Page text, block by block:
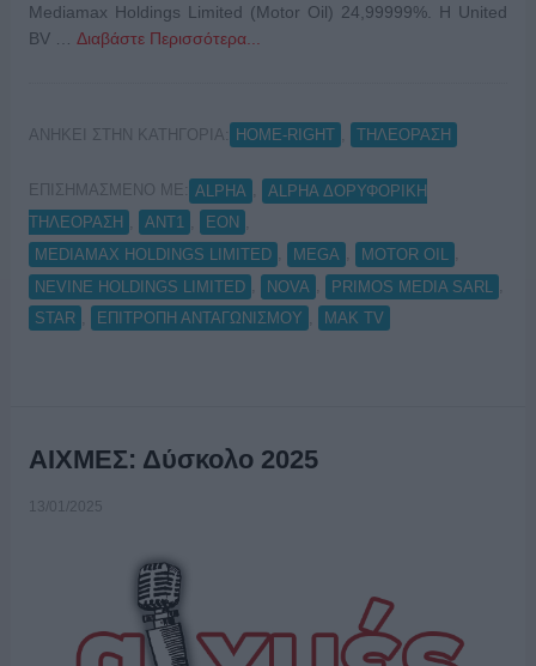
Mediamax Holdings Limited (Motor Oil) 24,99999%. Η United
BV … Διαβάστε Περισσότερα...
ΑΝΗΚΕΙ ΣΤΗΝ ΚΑΤΗΓΟΡΙΑ: HOME-RIGHT ΤΗΛΕΟΡΑΣΗ
ΕΠΙΣΗΜΑΣΜΕΝΟ ΜΕ: ALPHA
ALPHA ΔΟΡΥΦΟΡΙΚΗ
ΤΗΛΕΟΡΑΣΗ
ANT1 EON
MEDIAMAX HOLDINGS LIMITED
MEGA MOTOR OIL
NEVINE HOLDINGS LIMITED
NOVA PRIMOS MEDIA SARL
STAR
ΕΠΙΤΡΟΠΗ ΑΝΤΑΓΩΝΙΣΜΟΥ ΜΑΚ TV
ΑΙΧΜΕΣ: Δύσκολο 2025
13/01/2025